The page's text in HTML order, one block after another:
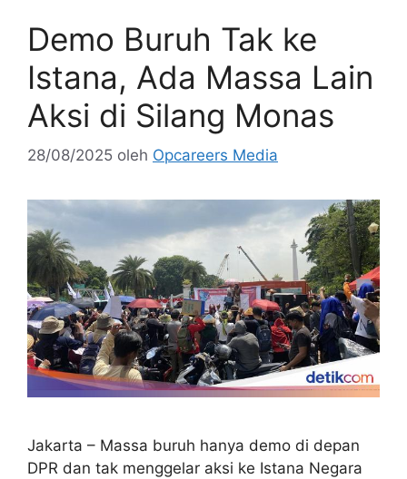
Demo Buruh Tak ke
Istana, Ada Massa Lain
Aksi di Silang Monas
28/08/2025 oleh Opcareers Media
Jakarta – Massa buruh hanya demo di depan
DPR dan tak menggelar aksi ke Istana Negara